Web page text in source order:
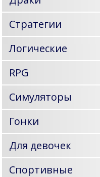
Стратегии
Логические
RPG
Симуляторы
Гонки
Для девочек
Спортивные